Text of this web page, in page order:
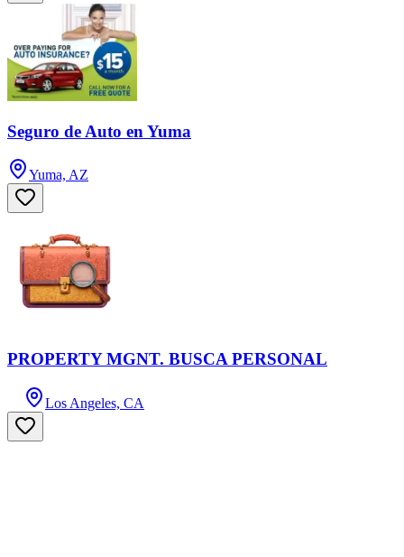
Seguro de Auto en Yuma
Yuma, AZ
PROPERTY MGNT. BUSCA PERSONAL
Los Angeles, CA